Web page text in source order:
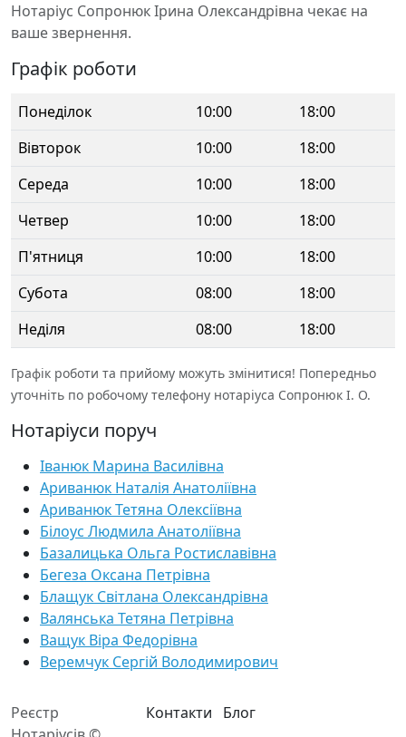
Нотаріус Сопронюк Ірина Олександрівна чекає на
ваше звернення.
Графік роботи
Понеділок 10:00
18:00
Вівторок
10:00
18:00
Середа
10:00
18:00
Четвер
10:00
18:00
П'ятниця
10:00
18:00
Субота
08:00
18:00
Неділя
08:00 18:00
Графік роботи та прийому можуть змінитися! Попередньо
уточніть по робочому телефону нотаріуса Сопронюк І. О.
Нотаріуси поруч
Іванюк Марина Василівна
Ариванюк Наталія Анатоліївна
Ариванюк Тетяна Олексіївна
Білоус Людмила Анатоліївна
Базалицька Ольга Ростиславівна
Бегеза Оксана Петрівна
Блащук Світлана Олександрівна
Валянська Тетяна Петрівна
Ващук Віра Федорівна
Веремчук Сергій Володимирович
Реєстр
Контакти Блог